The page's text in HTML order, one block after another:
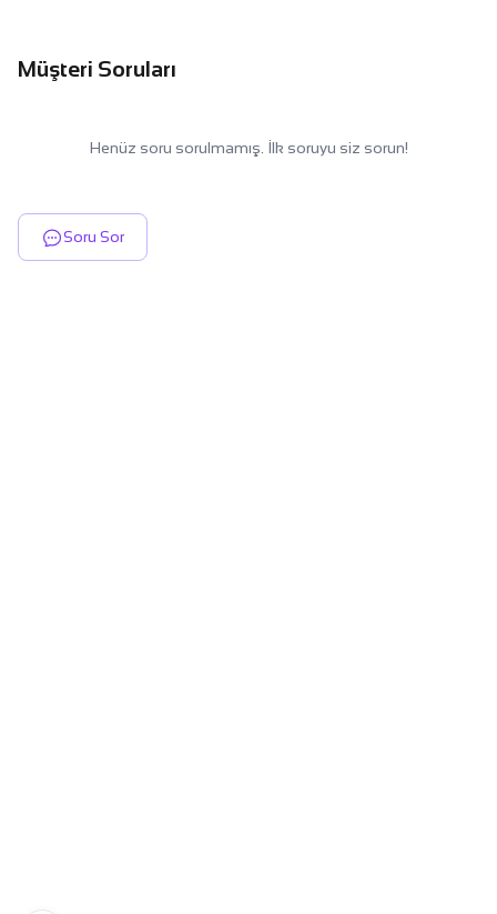
Müşteri Soruları
Henüz soru sorulmamış. İlk soruyu siz sorun!
Soru Sor